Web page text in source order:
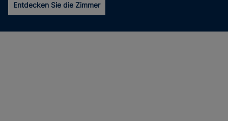
Entdecken Sie die Zimmer